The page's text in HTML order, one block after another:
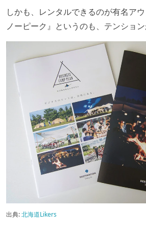
しかも、レンタルできるのが有名ア
ノーピーク』というのも、テンション
出典:北海道Likers